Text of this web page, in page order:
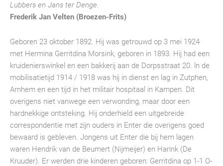
Lubbers en Jans ter Denge.
Frederik Jan Velten (Broezen-Frits)
Geboren 23 oktober 1892. Hij was getrouwd op 3 mei 1924
met Hermina Gerritdina Morsink, geboren in 1893. Hij had een
kruidenierswinkel en een bakkerij aan de Dorpsstraat 20. ln de
mobilisatietijd 1914 / 1918 was hij in dienst en lag in Zutphen,
Arnhem en een tijd in het militair hospitaal in Kampen. Dit
overigens niet vanwege een verwonding, maar door een
hardnekkige ontsteking. Hij onderhield een uitgebreide
correspondentie met zijn ouders in Enter die overigens goed
bewaard is gebleven. Jongens uit Enter die bij hem lagen
waren Hendrik van de Beumert (Nijmeijer) en Harink (De
Kruuder). Er werden drie kinderen geboren: Gerritdina op 1-1 O-